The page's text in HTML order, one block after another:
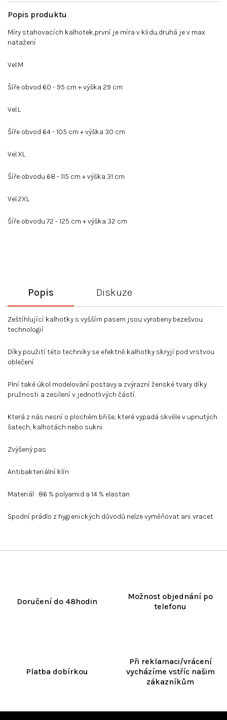
Míry stahovacích kalhotek,první je míra v klidu,druhá je v max
natažení
Vel.M
Šíře obvod 60 - 95 cm + výška 29 cm
Vel.L
Šíře obvod 64 - 105 cm + výška 30 cm
Vel.XL
Šíře obvodu 68 - 115 cm + výška 31 cm
Vel.2XL
Šíře obvodu 72 - 125 cm + výška 32 cm
Doručení do 48hodin
Možnost objednání po
telefonu
Platba dobírkou
Při reklamaci/vrácení
vycházíme vstříc našim
zákazníkům
Popis Diskuze
Zeštíhlující kalhotky s vyšším pasem jsou vyrobeny bezešvou
technologií
Díky použití této techniky se efektně kalhotky skryjí pod vrstvou
oblečení
Plní také úkol modelování postavy a zvýrazní ženské tvary díky
pružnosti a zesílení v jednotlivých částí.
Která z nás nesní o plochém břiše, které vypadá skvěle v upnutých
šatech, kalhotách nebo sukni
Zvýšený pas
Antibakteriální klín
Materiál : 86 % polyamid a 14 % elastan
Spodní prádlo z hygienických důvodů nelze vyměňovat ani vracet